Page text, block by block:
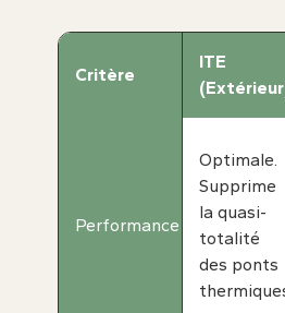
Critère
ITE
Performance
Optimale.
Supprime
la quasi-
totalité
des ponts